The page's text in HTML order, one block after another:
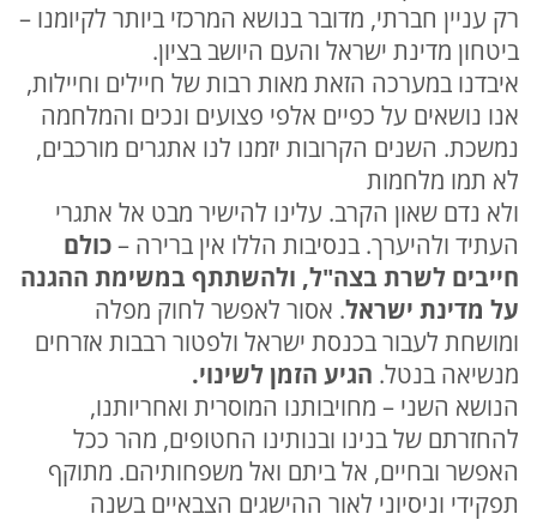
רק עניין חברתי, מדובר בנושא המרכזי ביותר לקיומנו –
ביטחון מדינת ישראל והעם היושב בציון.
איבדנו במערכה הזאת מאות רבות של חיילים וחיילות,
אנו נושאים על כפיים אלפי פצועים ונכים והמלחמה
נמשכת. השנים הקרובות יזמנו לנו אתגרים מורכבים,
לא תמו מלחמות
ולא נדם שאון הקרב. עלינו להישיר מבט אל אתגרי
העתיד ולהיערך. בנסיבות הללו אין ברירה –כולם
חייבים לשרת בצה"ל, ולהשתתף במשימת ההגנה
על מדינת ישראל. אסור לאפשר לחוק מפלה
ומושחת לעבור בכנסת ישראל ולפטור רבבות אזרחים
מנשיאה בנטל. הגיע הזמן לשינוי.
הנושא השני – מחויבותנו המוסרית ואחריותנו,
להחזרתם של בנינו ובנותינו החטופים, מהר ככל
האפשר ובחיים, אל ביתם ואל משפחותיהם. מתוקף
תפקידי וניסיוני לאור ההישגים הצבאיים בשנה